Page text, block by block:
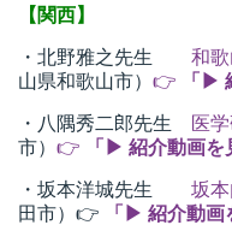
【関西】
・北野雅之先生 和
山県和歌山市） 👉 「▶
・八隅秀二郎先生 医
市） 👉 「▶ 紹介動画を
・坂本洋城先生 坂
田市）👉
「▶ 紹介動画